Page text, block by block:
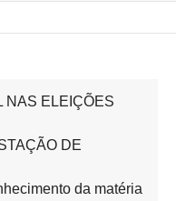
NAS ELEIÇÕES
DE
da matéria